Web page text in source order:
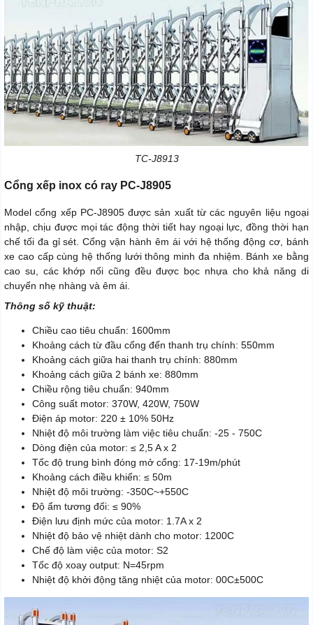
TC-J8913
Cổng xếp inox có ray PC-J8905
Model cổng xếp PC-J8905 được sản xuất từ các nguyên liệu ngoại
nhập, chịu được mọi tác động thời tiết hay ngoại lực, đồng thời hạn
chế tối đa gỉ sét. Cổng vận hành êm ái với hệ thống động cơ, bánh
xe cao cấp cùng hệ thống lưới thông minh đa nhiệm. Bánh xe bằng
cao su, các khớp nối cũng đều được bọc nhựa cho khả năng di
chuyển nhẹ nhàng và êm ái.
Thông số kỹ thuật:
Chiều cao tiêu chuẩn: 1600mm
Khoảng cách từ đầu cổng đến thanh trụ chính: 550mm
Khoảng cách giữa hai thanh trụ chính: 880mm
Khoảng cách giữa 2 bánh xe: 880mm
Chiều rộng tiêu chuẩn: 940mm
Công suất motor: 370W, 420W, 750W
Điện áp motor: 220 ± 10% 50Hz
Nhiệt độ môi trường làm việc tiêu chuẩn: -25 - 750C
Dòng điện của motor: ≤ 2,5 A x 2
Tốc độ trung bình đóng mở cổng: 17-19m/phút
Khoảng cách điều khiển: ≤ 50m
Nhiệt độ môi trường: -350C~+550C
Độ ẩm tương đối: ≤ 90%
Điện lưu định mức của motor: 1.7A x 2
Nhiệt độ bảo vệ nhiệt dành cho motor: 1200C
Chế độ làm việc của motor: S2
Tốc độ xoay output: N=45rpm
Nhiệt độ khởi động tăng nhiệt của motor: 00C±500C